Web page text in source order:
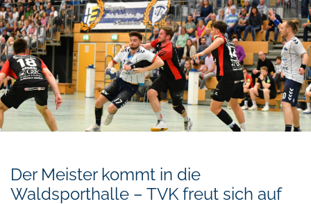
Der Meister kommt in die
Waldsporthalle – TVK freut sich auf